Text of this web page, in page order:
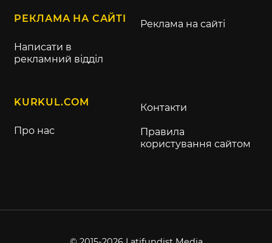
РЕКЛАМА НА САЙТІ
Написати в
рекламний відділ
Реклама на сайті
KURKUL.COM
Про нас
Контакти
Правила
користування сайтом